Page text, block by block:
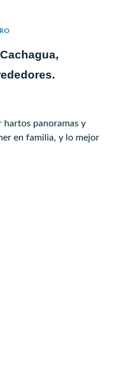
hartos panoramas y
en familia, y lo mejor